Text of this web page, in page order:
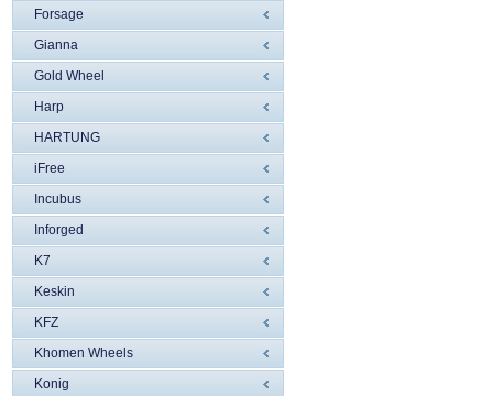
Forsage
Gianna
Gold Wheel
Harp
HARTUNG
iFree
Incubus
Inforged
K7
Keskin
KFZ
Khomen Wheels
Konig